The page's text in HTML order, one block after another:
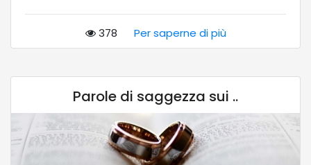
378 Per saperne di più
Parole di saggezza sui ..